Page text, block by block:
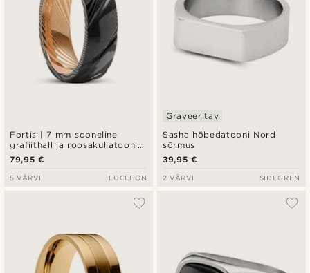
Fortis | 7 mm sooneline
grafiithall ja roosakullatooni
Damaskuse terasest sõrmus
79,95 €
5 VÄRVI LUCLEON
Sasha hõbedatooni Nord
sõrmus
Graveeritav
39,95 €
2 VÄRVI SIDEGREN